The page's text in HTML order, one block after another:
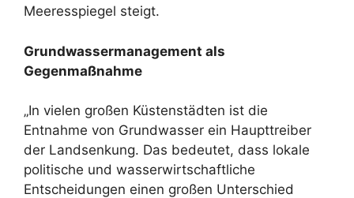
Meeresspiegel steigt.
Grundwassermanagement als
Gegenmaßnahme
„In vielen großen Küstenstädten ist die
Entnahme von Grundwasser ein Haupttreiber
der Landsenkung. Das bedeutet, dass lokale
politische und wasserwirtschaftliche
Entscheidungen einen großen Unterschied